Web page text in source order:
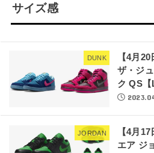
サイズ感
DUNK
【4月
ザ・ジ
ク QS【
JORDAN
【4月
エア ジ